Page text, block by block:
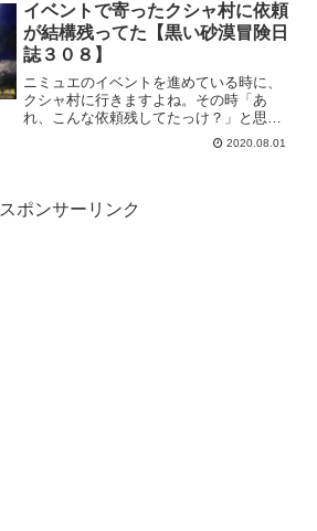
イベントで寄ったクシャ村に依頼
が結構残ってた【黒い砂漠冒険日
誌３０８】
ニミュエのイベントを進めている時に、
クシャ村に行きますよね。その時「あ
れ、こんな依頼残してたっけ？」と思う
ぐらいに残ってましてｗメインキャラの
ヴァルぽんでは、出来るだけ依頼はこな
ゃないかと思って、頑張ります！
2020.08.01
スポンサーリンク